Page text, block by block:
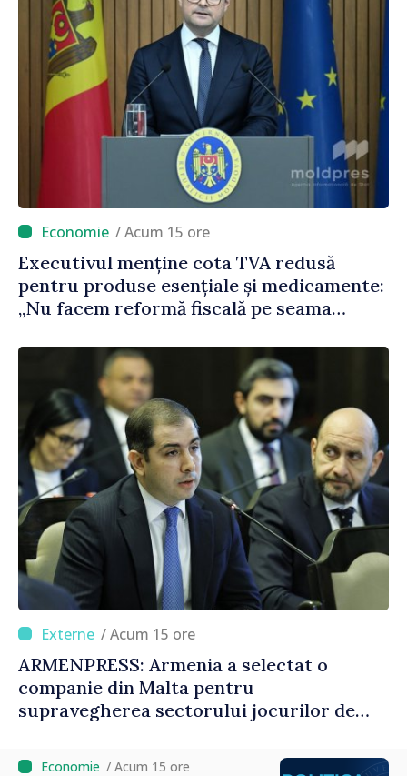
/ Acum 15 ore
Executivul menține cota TVA redusă
pentru produse esențiale și medicamente:
„Nu facem reformă fiscală pe seama
/ Acum 15 ore
ARMENPRESS: Armenia a selectat o
companie din Malta pentru
supravegherea sectorului jocurilor de
/ Acum 15 ore